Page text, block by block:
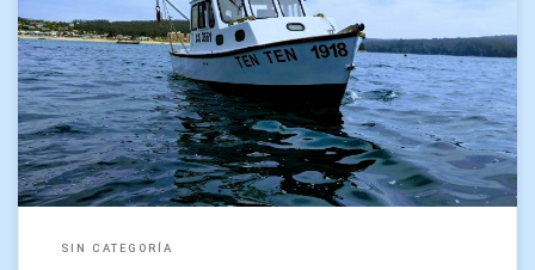
Para algunos era la primera vez que se subían a una
embarcación de ese tamaño y para todos tomar muestras
del océano fue una experiencia […]
SIN CATEGORÍA